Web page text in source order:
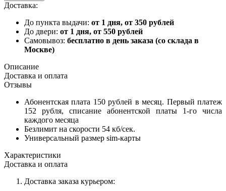
Доставка:
До пункта выдачи: от 1 дня, от 350 рублей
До двери: от 1 дня, от 550 рублей
Самовывоз: бесплатно в день заказа (со склада в
Москве)
Описание
Доставка и оплата
Отзывы
Абонентская плата 150 рублей в месяц. Первый платеж
152 рубля, списание абонентской платы 1-го числа
каждого месяца
Безлимит на скорости 54 кб/сек.
Универсальный размер sim-карты
Характеристики
Доставка и оплата
Доставка заказа курьером: